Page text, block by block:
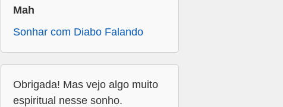
Mah
Sonhar com Diabo Falando
Obrigada! Mas vejo algo muito
espiritual nesse sonho.